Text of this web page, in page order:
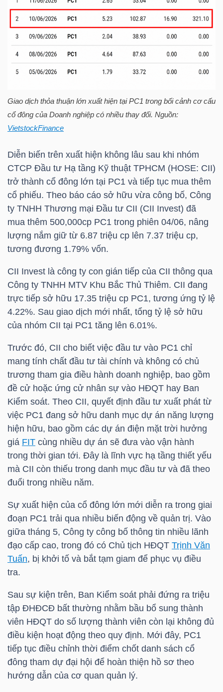
Giao dịch thỏa thuận lớn xuất hiện tạiPC1 trong bối cảnh cơ cấu
cổ đông của Doanh nghiệp có nhiều thay đổi. Nguồn:
VietstockFinance
Diễn biến trên xuất hiện không lâu sau khi nhóm
CTCP Đầu tư Hạ tầng Kỹ thuật TPHCM (HOSE: CII)
trở thành cổ đông lớn tại PC1 và tiếp tục mua thêm
cổ phiếu. Theo báo cáo sở hữu vừa công bố, Công
ty TNHH Thương mại Đầu tư CII (CII Invest) đã
mua thêm 500,000cp PC1 trong phiên 04/06, nâng
lượng nắm giữ từ 6.87 triệu cp lên 7.37 triệu cp,
tương đương 1.79% vốn.
CII Invest là công ty con gián tiếp của CII thông qua
Công ty TNHH MTV Khu Bắc Thủ Thiêm. CII đang
trực tiếp sở hữu 17.35 triệu cp PC1, tương ứng tỷ lệ
4.22%. Sau giao dịch mới nhất, tổng tỷ lệ sở hữu
của nhóm CII tại PC1 tăng lên 6.01%.
Trước đó, CII cho biết việc đầu tư vào PC1 chỉ
mang tính chất đầu tư tài chính và không có chủ
trương tham gia điều hành doanh nghiệp, bao gồm
đề cử hoặc ứng cử nhân sự vào HĐQT hay Ban
Kiểm soát. Theo CII, quyết định đầu tư xuất phát từ
việc PC1 đang sở hữu danh mục dự án năng lượng
hiện hữu, bao gồm các dự án điện mặt trời hưởng
giá FIT cùng nhiều dự án sẽ đưa vào vận hành
trong thời gian tới. Đây là lĩnh vực hạ tầng thiết yếu
mà CII còn thiếu trong danh mục đầu tư và đã theo
đuổi trong nhiều năm.
Sự xuất hiện của cổ đông lớn mới diễn ra trong giai
đoạn PC1 trải qua nhiều biến động về quản trị. Vào
giữa tháng 5, Công ty công bố thông tin nhiều lãnh
đạo cấp cao, trong đó có Chủ tịch HĐQT Trịnh Văn
Tuấn, bị khởi tố và bắt tạm giam để phục vụ điều
tra.
Sau sự kiện trên, Ban Kiểm soát phải đứng ra triệu
tập ĐHĐCĐ bất thường nhằm bầu bổ sung thành
viên HĐQT do số lượng thành viên còn lại không đủ
điều kiện hoạt động theo quy định. Mới đây, PC1
tiếp tục điều chỉnh thời điểm chốt danh sách cổ
đông tham dự đại hội để hoàn thiện hồ sơ theo
hướng dẫn của cơ quan quản lý.
THẾ
DƯƠNG
TÀI
CHÍNH
CÁ
NHÂN
PHÂN
TÍCH
VIETSTOCKFINANCE
VĨ
NGÀNH
DOANH
NGHIỆP
PHIẾU
PHÁI
TRÁI
CÔNG